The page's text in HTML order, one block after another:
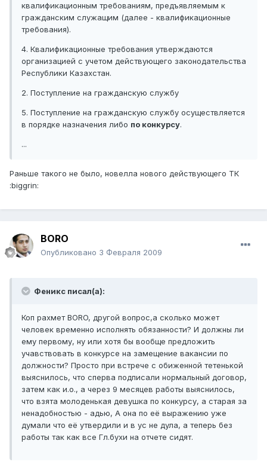
квалификационным требованиям, предъявляемым к
гражданским служащим (далее - квалификационные
требования).
4. Квалификационные требования утверждаются
организацией с учетом действующего законодательства
Республики Казахстан.
2. Поступление на гражданскую службу
5. Поступление на гражданскую службу осуществляется
в порядке назначения либо по конкурсу.
...
Раньше такого не было, новелла нового действующего ТК
:biggrin:
BORO
Опубликовано 3 Февраля 2009
Феникс писал(а):
Коп рахмет BORO, другой вопрос,а сколько может
человек временно исполнять обязанности? И должны ли
ему первому, ну или хотя бы вообще предложить
учавствовать в конкурсе на замещение вакансии по
должности? Просто при встрече с обиженной тетенькой
выяснилось, что сперва подписали нормальный договор,
затем как и.о., а через 9 месяцев работы выяснилось,
что взята молоденькая девушка по конкурсу, а старая за
ненадобностью - адью, А она по её выражению уже
думали что её утвердили и в ус не дула, а теперь без
работы так как все Гл.бухи на отчете сидят.